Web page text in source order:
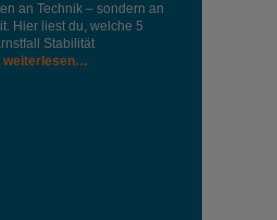
an Technik – sondern an
Hier liest du, welche 5
Stabilität
weiterlesen…